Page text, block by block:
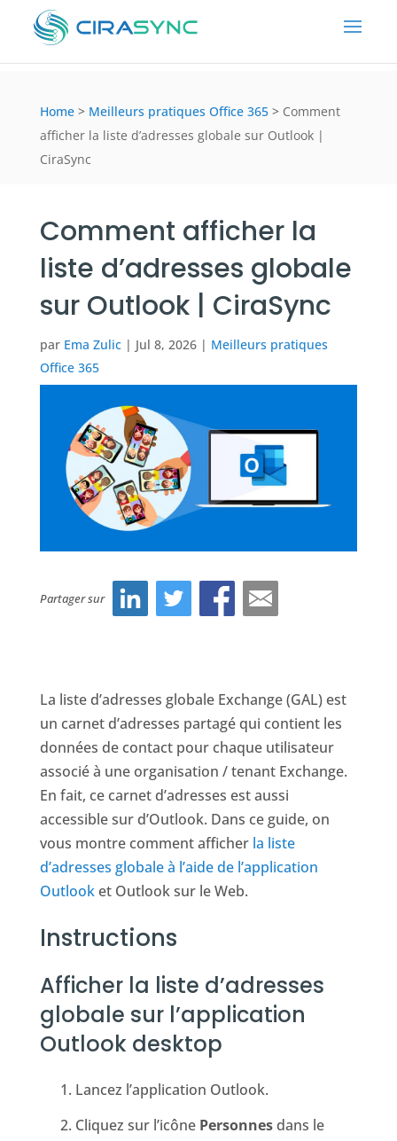
Home > Meilleurs pratiques Office 365 > Comment
afficher la liste d’adresses globale sur Outlook |
CiraSync
Comment afficher la
liste d’adresses globale
sur Outlook | CiraSync
par Ema Zulic| Jul 8, 2026| Meilleurs pratiques
Office 365
Partager sur
La liste d’adresses globale Exchange (GAL) est
un carnet d’adresses partagé qui contient les
données de contact pour chaque utilisateur
associé à une organisation / tenant Exchange.
En fait, ce carnet d’adresses est aussi
accessible sur d’Outlook. Dans ce guide, on
vous montre comment afficher la liste
d’adresses globale à l’aide de l’application
Outlooket Outlook sur le Web.
Instructions
Afficher la liste d’adresses
globale sur l’application
Outlook desktop
Lancez l’application Outlook.
Cliquez sur l’icône Personnesdans le